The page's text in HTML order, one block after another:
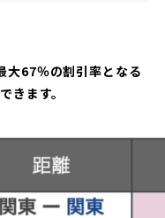
大67％の割引率となる
ます。